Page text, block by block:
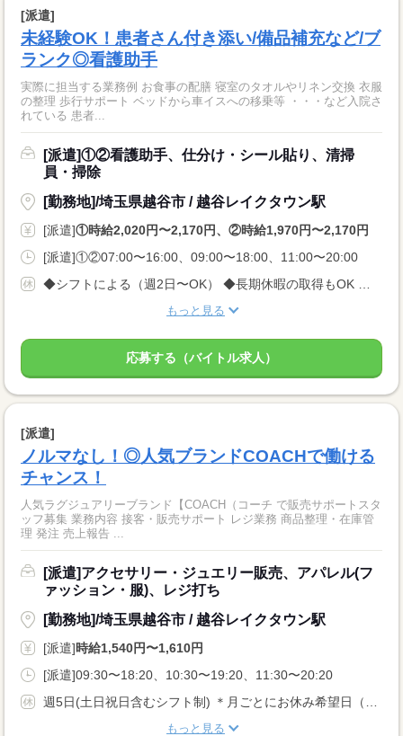
[派遣]
未経験OK！患者さん付き添い/備品補充など/ブ
ランク◎看護助手
実際に担当する業務例 お食事の配膳 寝室のタオルやリネン交換 衣服
の整理 歩行サポート ベッドから車イスへの移乗等 ・・・など入院さ
れている 患者...
[派遣]①②看護助手、仕分け・シール貼り、清掃
員・掃除
[勤務地]/埼玉県越谷市 / 越谷レイクタウン駅
[派遣]①時給2,020円〜2,170円、②時給1,970円〜2,170円
[派遣]①②07:00〜16:00、09:00〜18:00、11:00〜20:00
もっと見る
応募する（バイトル求人）
[派遣]
ノルマなし！◎人気ブランドCOACHで働ける
チャンス！
人気ラグジュアリーブランド【COACH（コーチ で販売サポートスタ
ッフ募集 業務内容 接客・販売サポート レジ業務 商品整理・在庫管
理 発注 売上報告 ...
[派遣]アクセサリー・ジュエリー販売、アパレル(フ
ァッション・服)、レジ打ち
[勤務地]/埼玉県越谷市 / 越谷レイクタウン駅
[派遣]時給1,540円〜1,610円
[派遣]09:30〜18:20、10:30〜19:20、11:30〜20:20
もっと見る